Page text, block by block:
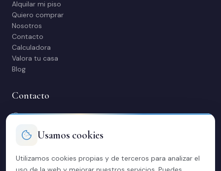
Alquilar mi piso
Quiero comprar
Nosotros
Contacto
Calculadora
Valora tu casa
Blog
Contacto
C/ Manuel Maestre 31, 03600 Elda (Alicante)
contacto@soriacasas.com
Usamos cookies
Utilizamos cookies propias y de terceros para analizar el